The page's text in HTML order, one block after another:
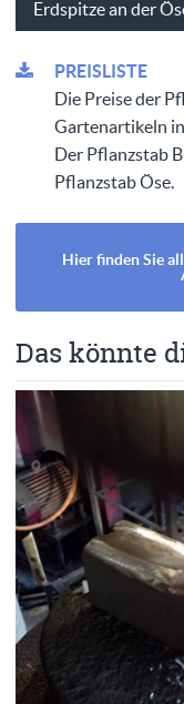
Erdspitze an der
PREISLISTE
Die Preise der
Gartenartikeln
Der Pflanzstab
Pflanzstab Öse.
Hier finden Sie
Das könnte